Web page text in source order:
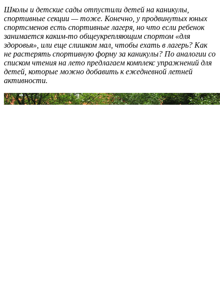
Школы и детские сады отпустили детей на каникулы,
спортивные секции — тоже. Конечно, у продвинутых юных
спортсменов есть спортивные лагеря, но что если ребенок
занимается каким-то общеукрепляющим спортом «для
здоровья», или еще слишком мал, чтобы ехать в лагерь? Как
не растерять спортивную форму за каникулы? По аналогии со
списком чтения на лето предлагаем комплекс упражнений для
детей, которые можно добавить к ежедневной летней
активности.